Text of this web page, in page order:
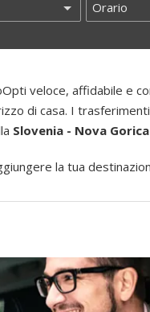
veloce, affidabile e
di casa. I
Slovenia - Nova Gorica
la tua